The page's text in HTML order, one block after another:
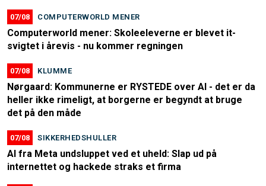
07/08 COMPUTERWORLD MENER
Computerworld mener: Skoleeleverne er blevet it-
svigtet i årevis - nu kommer regningen
07/08 KLUMME
Nørgaard: Kommunerne er RYSTEDE over AI - det er da
heller ikke rimeligt, at borgerne er begyndt at bruge
det på den måde
07/08 SIKKERHEDSHULLER
AI fra Meta undsluppet ved et uheld: Slap ud på
internettet og hackede straks et firma